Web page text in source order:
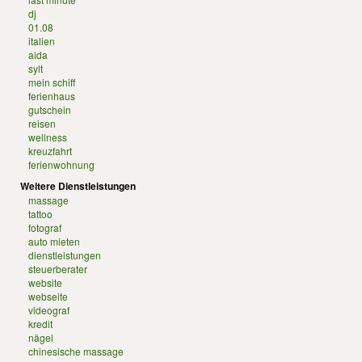
dj
01.08
italien
aida
sylt
mein schiff
ferienhaus
gutschein
reisen
wellness
kreuzfahrt
ferienwohnung
Weitere Dienstleistungen
massage
tattoo
fotograf
auto mieten
dienstleistungen
steuerberater
website
webseite
videograf
kredit
nägel
chinesische massage